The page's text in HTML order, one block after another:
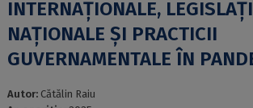
INTERNAȚIONALE,
NAȚIONALE ȘI PRACTICII
GUVERNAMENTALE ÎN
Autor: Cătălin Raiu